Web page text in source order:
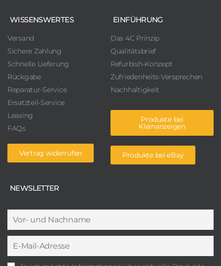
WISSENSWERTES
Versand
Sichere Zahlung
Schnelle Lieferung
Rückgabe
Reparatur-Service
Ersatzteil-Service
Leasing
FAQs
Vertrag widerrufen
EINFÜHRUNG
Das 4C Prinzip
Qualitätsbrief
Refurbish-Konzept
Zufriedenheits-Versprechen
Nachhaltigkeit
Produkte bei
Kleinanzeigen
Produkte bei eBay
NEWSLETTER